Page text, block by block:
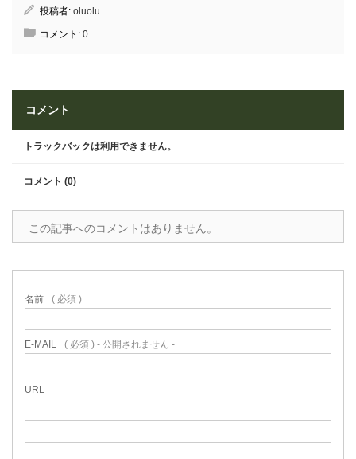
投稿者: oluolu
コメント: 0
コメント
トラックバックは利用できません。
コメント (0)
この記事へのコメントはありません。
名前 ( 必須 )
E-MAIL ( 必須 ) - 公開されません -
URL